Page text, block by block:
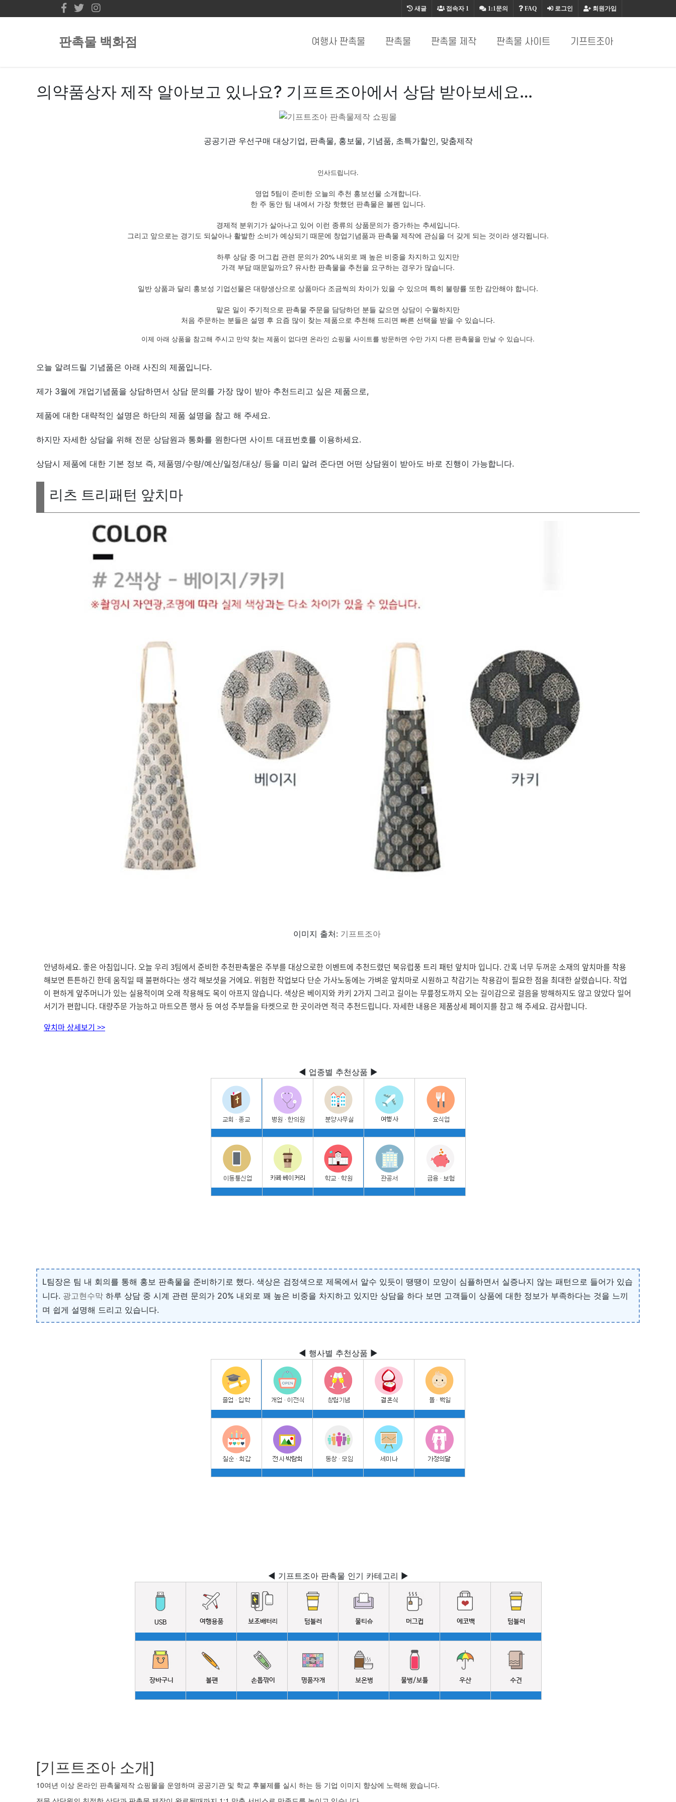
회원가입
로그인
FAQ
1:1문의
접속자1
새글
판촉물 백화점 여행사 판촉물 판촉물 판촉물 제작 판촉물 사이트 기프트조아
의약품상자 제작 알아보고 있나요? 기프트조아에서 상담 받아보세요…
공공기관 우선구매 대상기업, 판촉물, 홍보물, 기념품, 초특가할인, 맞춤제작
인사드립니다.
영업 5팀이 준비한 오늘의 추천 홍보선물 소개합니다.
한 주 동안 팀 내에서 가장 핫했던 판촉물은 볼펜 입니다.
경제적 분위기가 살아나고 있어 이런 종류의 상품문의가 증가하는 추세입니다.
그리고 앞으로는 경기도 되살아나 활발한 소비가 예상되기 때문에 창업기념품과 판촉물 제작에 관심을 더 갖게 되는 것이라 생각됩니다.
하루 상담 중 머그컵 관련 문의가 20% 내외로 꽤 높은 비중을 차지하고 있지만
가격 부담 때문일까요? 유사한 판촉물을 추천을 요구하는 경우가 많습니다.
일반 상품과 달리 홍보성 기업선물은 대량생산으로 상품마다 조금씩의 차이가 있을 수 있으며 특히 불량률 또한 감안해야 합니다.
맡은 일이 주기적으로 판촉물 주문을 담당하던 분들 같으면 상담이 수월하지만
처음 주문하는 분들은 설명 후 요즘 많이 찾는 제품으로 추천해 드리면 빠른 선택을 받을 수 있습니다.
이제 아래 상품을 참고해 주시고 만약 찾는 제품이 없다면 온라인 쇼핑몰 사이트를 방문하면 수만 가지 다른 판촉물을 만날 수 있습니다.
오늘 알려드릴 기념품은 아래 사진의 제품입니다.
제가 3월에 개업기념품을 상담하면서 상담 문의를 가장 많이 받아 추천드리고 싶은 제품으로,
제품에 대한 대략적인 설명은 하단의 제품 설명을 참고 해 주세요.
하지만 자세한 상담을 위해 전문 상담원과 통화를 원한다면 사이트 대표번호를 이용하세요.
상담시 제품에 대한 기본 정보 즉, 제품명/수량/예산/일정/대상/ 등을 미리 알려 준다면 어떤 상담원이 받아도 바로 진행이 가능합니다.
리츠 트리패턴 앞치마
이미지 출처: 기프트조아
안녕하세요. 좋은 아침입니다. 오늘 우리 3팀에서 준비한 추천판촉물은 주부를 대상으로한 이벤트에 추천드렸던 북유럽풍 트리 패턴 앞치마 입니다. 간혹 너무 두꺼운 소재의 앞치마를 착용
해보면 튼튼하긴 한데 움직일 때 불편하다는 생각 해보셧을 거에요. 위험한 작업보다 단순 가사노동에는 가벼운 앞치마로 시원하고 착감기는 착용감이 필요한 점을 최대한 살렸습니다. 작업
이 편하게 앞주머니가 있는 실용적이며 오래 착용해도 목이 아프지 않습니다. 색상은 베이지와 카키 2가지 그리고 길이는 무릎정도까지 오는 길이감으로 걸음을 방해하지도 않고 앉았다 일어
서기가 편합니다. 대량주문 가능하고 마트오픈 행사 등 여성 주부들을 타켓으로 한 곳이라면 적극 추천드립니다. 자세한 내용은 제품상세 페이지를 참고 해 주세요. 감사합니다.
앞치마 상세보기 >>
◀ 업종별 추천상품 ▶
L팀장은 팀 내 회의를 통해 홍보 판촉물을 준비하기로 했다. 색상은 검정색으로 제목에서 알수 있듯이 땡땡이 모양이 심플하면서 실증나지 않는 패턴으로 들어가 있습
니다. 광고현수막 하루 상담 중 시계 관련 문의가 20% 내외로 꽤 높은 비중을 차지하고 있지만 상담을 하다 보면 고객들이 상품에 대한 정보가 부족하다는 것을 느끼
며 쉽게 설명해 드리고 있습니다.
◀ 행사별 추천상품 ▶
◀ 기프트조아 판촉물 인기 카테고리 ▶
[기프트조아 소개]
10여년 이상 온라인 판촉물제작 쇼핑몰을 운영하며 공공기관 및 학교 후불제를 실시 하는 등 기업 이미지 향상에 노력해 왔습니다.